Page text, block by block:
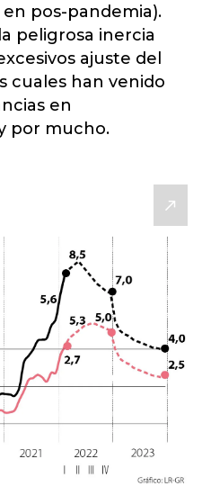
pos-pandemia).
peligrosa inercia
ajuste del
cuales han venido
en
por mucho.